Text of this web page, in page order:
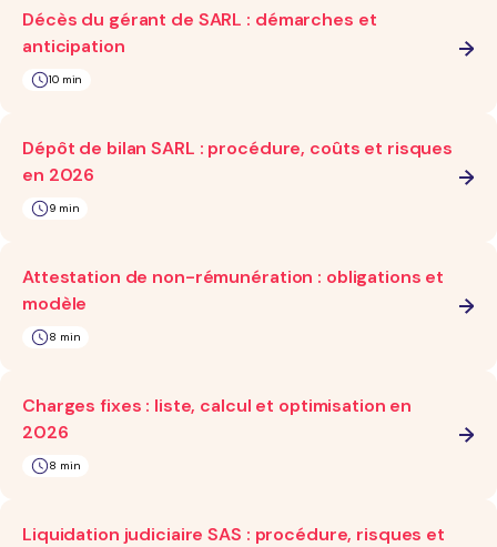
Décès du gérant de SARL : démarches et
anticipation
10 min
Dépôt de bilan SARL : procédure, coûts et risques
en 2026
9 min
Attestation de non-rémunération : obligations et
modèle
8 min
Charges fixes : liste, calcul et optimisation en
2026
8 min
Liquidation judiciaire SAS : procédure, risques et